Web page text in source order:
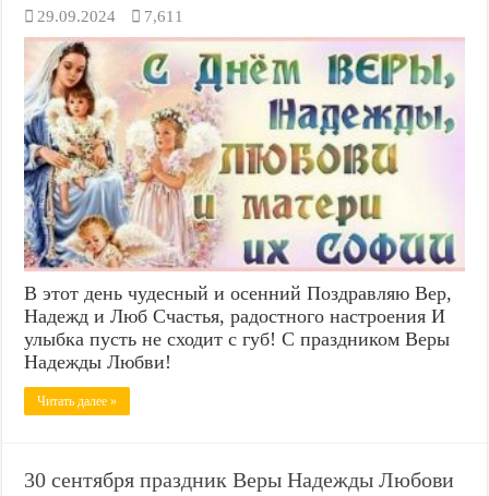
29.09.2024 7,611
В этот день чудесный и осенний Поздравляю Вер,
Надежд и Люб Счастья, радостного настроения И
улыбка пусть не сходит с губ! С праздником Веры
Надежды Любви!
Читать далее »
30 сентября праздник Веры Надежды Любови